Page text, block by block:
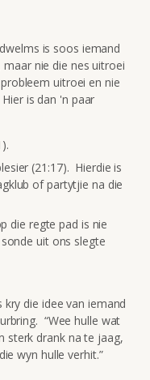
is soos iemand
nie die nes uitroei
uitroei en nie
is dan 'n paar
(21:17). Hierdie is
of partytjie na die
die regte pad is nie
uit ons slegte
die idee van iemand
“Wee hulle wat
sterk drank na te jaag,
wyn hulle verhit.”